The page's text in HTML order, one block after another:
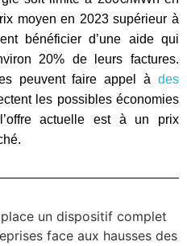
moyen en 2023 supérieur à
bénéficier d’une aide qui
20% de leurs factures.
peuvent faire appel à des
les possibles économies
actuelle est à un prix
un dispositif complet
face aux hausses des